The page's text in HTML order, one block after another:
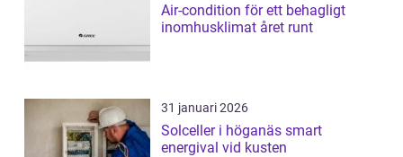
Air-condition för ett behagligt
inomhusklimat året runt
31 januari 2026
Solceller i höganäs smart
energival vid kusten